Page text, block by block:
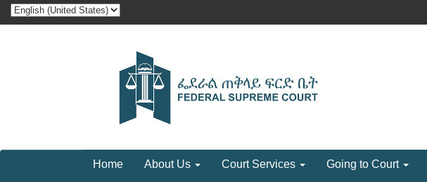
Home About Us Court Services Going to Court